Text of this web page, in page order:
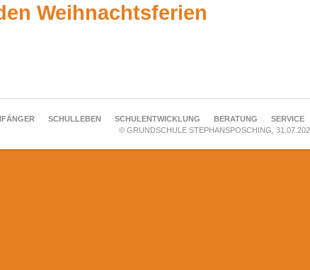
Weihnachtsferien
SCHULLEBEN SCHULENTWICKLUNG BERATUNG
SERVICE
© GRUNDSCHULE STEPHANSPOSCHING,